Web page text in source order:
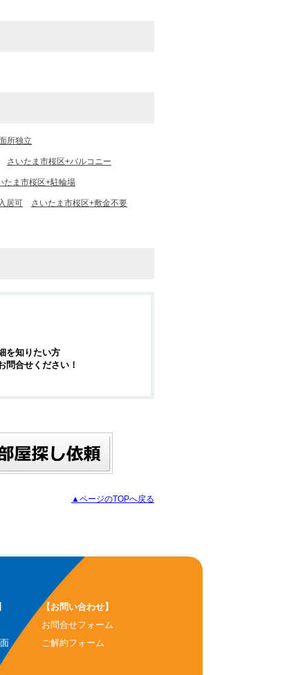
所独立
さいたま市桜区+バルコニー
たま市桜区+駐輪場
居可 さいたま市桜区+敷金不要
を知りたい方
問合せください！
▲ページのTOPへ戻る
【お問い合わせ】
お問合せフォーム
ご解約フォーム